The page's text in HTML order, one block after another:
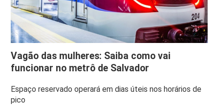
Vagão das mulheres: Saiba como vai
funcionar no metrô de Salvador
Espaço reservado operará em dias úteis nos horários de
pico